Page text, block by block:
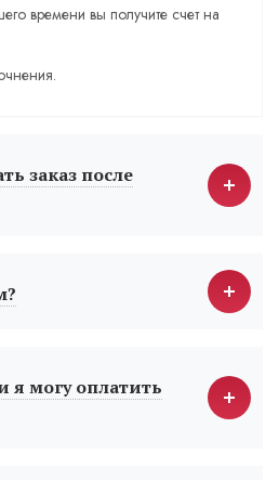
времени вы получите счет на
заказ после
я могу оплатить